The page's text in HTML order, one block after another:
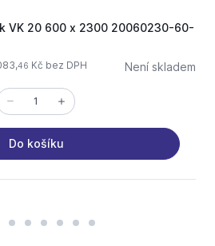
20060230-60-
46 Kč bez DPH Není skladem
Do košíku